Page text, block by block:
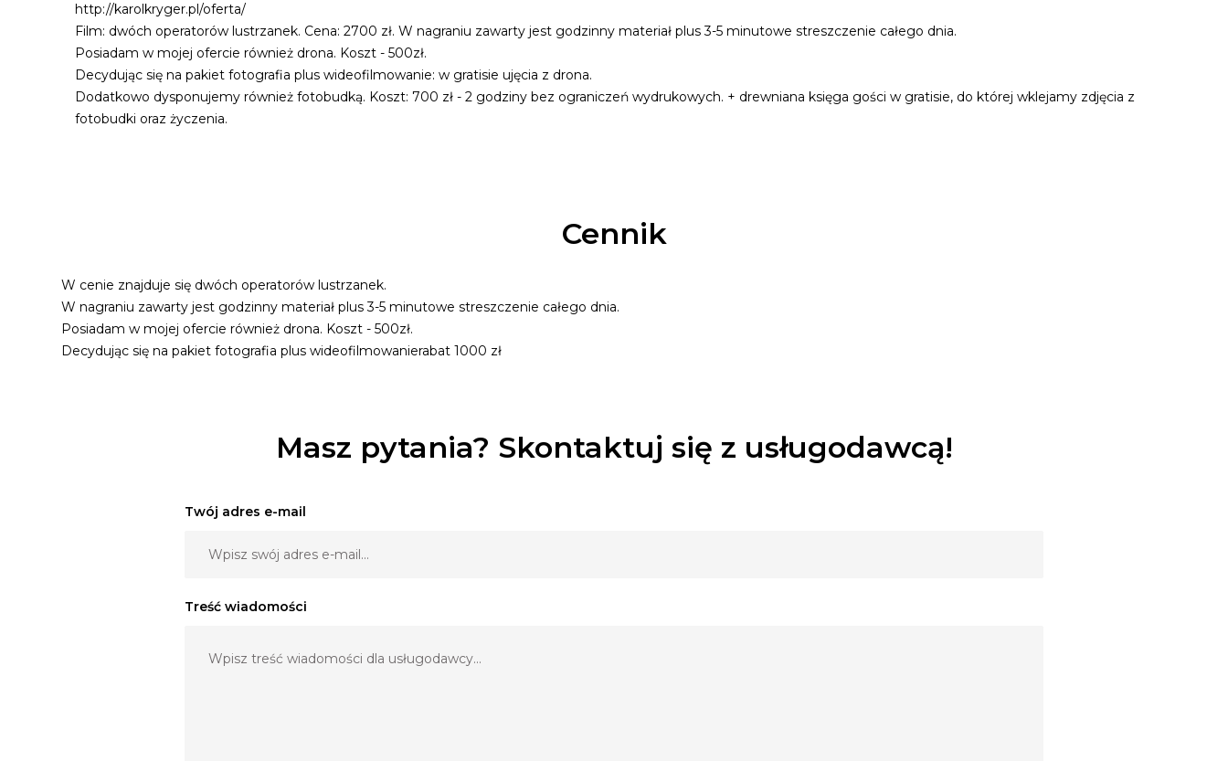
http://karolkryger.pl/oferta/
Film: dwóch operatorów lustrzanek. Cena: 2700 zł. W nagraniu zawarty jest godzinny materiał plus 3-5 minutowe streszczenie całego dnia.
Posiadam w mojej ofercie również drona. Koszt - 500zł.
Decydując się na pakiet fotografia plus wideofilmowanie: w gratisie ujęcia z drona.
Dodatkowo dysponujemy również fotobudką. Koszt: 700 zł - 2 godziny bez ograniczeń wydrukowych. + drewniana księga gości w gratisie, do której wklejamy zdjęcia z
fotobudki oraz życzenia.
Cennik
W cenie znajduje się dwóch operatorów lustrzanek.
W nagraniu zawarty jest godzinny materiał plus 3-5 minutowe streszczenie całego dnia.
Posiadam w mojej ofercie również drona. Koszt - 500zł.
Decydując się na pakiet fotografia plus wideofilmowanierabat 1000 zł
Masz pytania? Skontaktuj się z usługodawcą!
Twój adres e-mail
Treść wiadomości